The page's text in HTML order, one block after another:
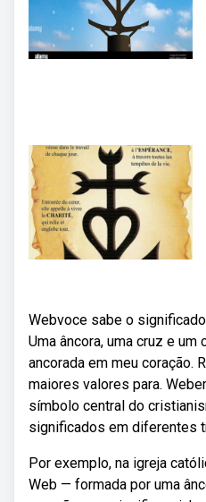
Webvoce sabe o
Uma âncora, uma cruz e
ancorada em meu coração.
maiores valores para.
símbolo central do
significados em diferentes
Por exemplo, na igreja
Web — formada por uma